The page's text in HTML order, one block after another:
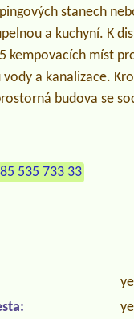
stanech
a kuchyní. K
kempovacích míst
a kanalizace.
budova se
535 733 33